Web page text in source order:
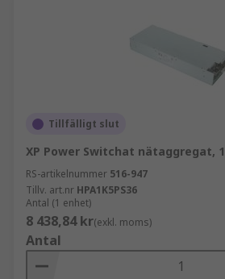
Tillfälligt slut
XP Power Switchat nätaggregat, 1
RS-artikelnummer 516-947
Tillv. art.nr HPA1K5PS36
Antal (1 enhet)
8 438,84 kr(exkl. moms)
Antal